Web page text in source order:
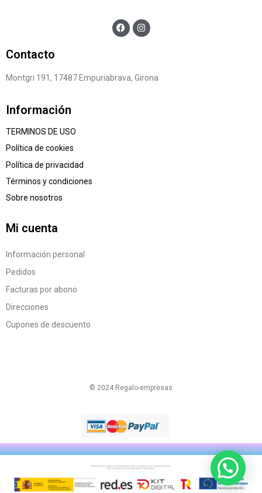
Contacto
Montgri 191, 17487 Empuriabrava, Girona
Información
TERMINOS DE USO
Política de cookies
Política de privacidad
Términos y condiciones
Sobre nosotros
Mi cuenta
Información personal
Pedidos
Facturas por abono
Direcciones
Cupones de descuento
© 2024 Regalo-empresas